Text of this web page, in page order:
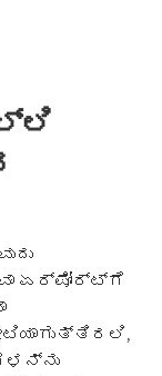
ಏರ್‌ಪೋರ್ಟ್‌ಗೆ